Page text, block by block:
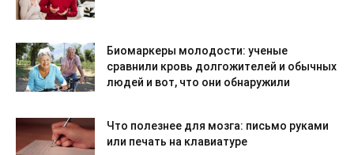
Биомаркеры молодости: ученые
сравнили кровь долгожителей и обычных
людей и вот, что они обнаружили
Что полезнее для мозга: письмо руками
или печать на клавиатуре